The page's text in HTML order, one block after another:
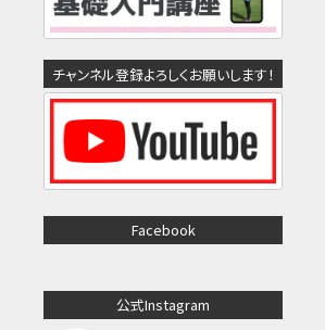
チャンネル登録よろしくお願いします！
Facebook
公式Instagram